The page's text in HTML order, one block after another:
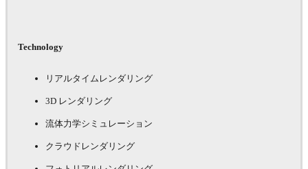
Technology
リアルタイムレンダリング
3D レンダリング
流体力学シミュレーション
クラウドレンダリング